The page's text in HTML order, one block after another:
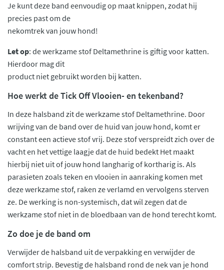
Je kunt deze band eenvoudig op maat knippen, zodat hij
precies past om de
nekomtrek van jouw hond!
Let op: de werkzame stof Deltamethrine is giftig voor katten.
Hierdoor mag dit
product niet gebruikt worden bij katten.
Hoe werkt de Tick Off Vlooien- en tekenband?
In deze halsband zit de werkzame stof Deltamethrine. Door
wrijving van de band over de huid van jouw hond, komt er
constant een actieve stof vrij. Deze stof verspreidt zich over de
vacht en het vettige laagje dat de huid bedekt Het maakt
hierbij niet uit of jouw hond langharig of kortharig is. Als
parasieten zoals teken en vlooien in aanraking komen met
deze werkzame stof, raken ze verlamd en vervolgens sterven
ze. De werking is non-systemisch, dat wil zegen dat de
werkzame stof niet in de bloedbaan van de hond terecht komt.
Zo doe je de band om
Verwijder de halsband uit de verpakking en verwijder de
comfort strip. Bevestig de halsband rond de nek van je hond